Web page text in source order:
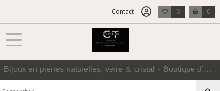
Contact 0 0
Bijoux en pierres naturelles, verre & cristal - Boutique d'Accessoires